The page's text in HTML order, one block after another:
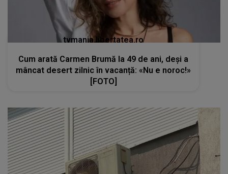
tvmania.libertatea.ro
Cum arată Carmen Brumă la 49 de ani, deși a
mâncat desert zilnic în vacanță: «Nu e noroc!»
[FOTO]